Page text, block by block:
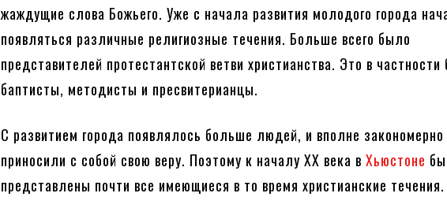
жаждущие слова Божьего. Уже с начала развития молодого города
появляться различные религиозные течения. Больше всего было
представителей протестантской ветви христианства. Это в
баптисты, методисты и пресвитерианцы.
С развитием города появлялось больше людей, и вполне закономерно
приносили с собой свою веру. Поэтому к началу XX века вХьюстоне
представлены почти все имеющиеся в то время христианские течения.